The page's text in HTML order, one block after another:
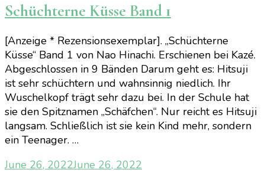
Schüchterne Küsse Band 1
[Anzeige * Rezensionsexemplar]. „Schüchterne
Küsse“ Band 1 von Nao Hinachi. Erschienen bei Kazé.
Abgeschlossen in 9 Bänden Darum geht es: Hitsuji
ist sehr schüchtern und wahnsinnig niedlich. Ihr
Wuschelkopf trägt sehr dazu bei. In der Schule hat
sie den Spitznamen „Schäfchen“. Nur reicht es Hitsuji
langsam. Schließlich ist sie kein Kind mehr, sondern
ein Teenager. …
June 26, 2022June 26, 2022